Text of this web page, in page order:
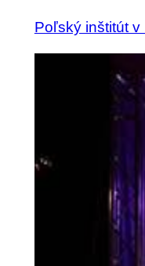
Poľský inštitút v